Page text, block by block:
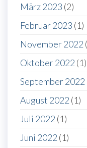
März 2023 (2)
Februar 2023 (1)
November 2022
Oktober 2022 (1)
September 2022
August 2022 (1)
Juli 2022 (1)
Juni 2022 (1)